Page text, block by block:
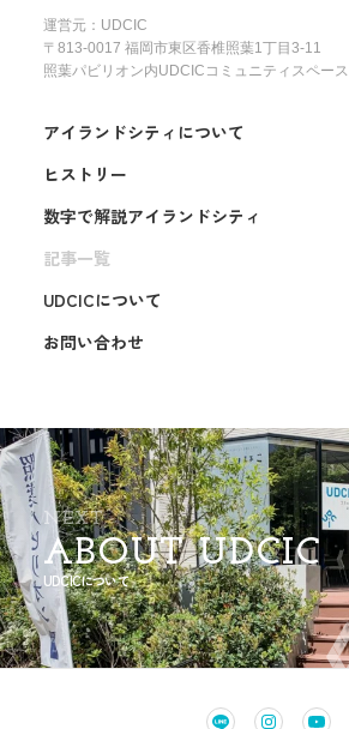
運営元：UDCIC
〒813-0017 福岡市東区香椎照葉1丁目3-11
照葉パビリオン内UDCICコミュニティスペース
アイランドシティについて
ヒストリー
数字で解説アイランドシティ
記事一覧
UDCICについて
お問い合わせ
NEXT
ABOUT UDCIC
UDCICについて